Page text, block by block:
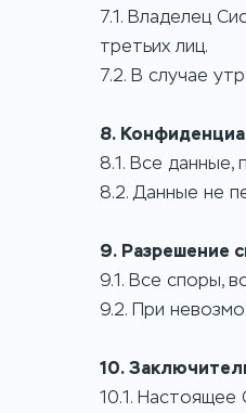
7.1. Владелец
третьих лиц.
7.2. В случае
8.
8.1. Все
8.2. Данные не
9. Разрешение
9.1. Все споры,
9.2. При
10.
10.1. Настоящее